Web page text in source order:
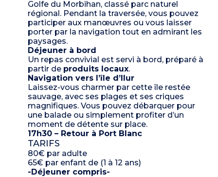
Golfe du Morbihan, classé parc naturel
régional. Pendant la traversée, vous pouvez
participer aux manœuvres ou vous laisser
porter par la navigation tout en admirant les
paysages.
Déjeuner à bord
Un repas convivial est servi à bord, préparé à
partir de produits locaux.
Navigation vers l’île d’Ilur
Laissez-vous charmer par cette île restée
sauvage, avec ses plages et ses criques
magnifiques. Vous pouvez débarquer pour
une balade ou simplement profiter d’un
moment de détente sur place.
17h30 – Retour à Port Blanc
TARIFS
80€ par adulte
65€ par enfant de (1 à 12 ans)
-Déjeuner compris-